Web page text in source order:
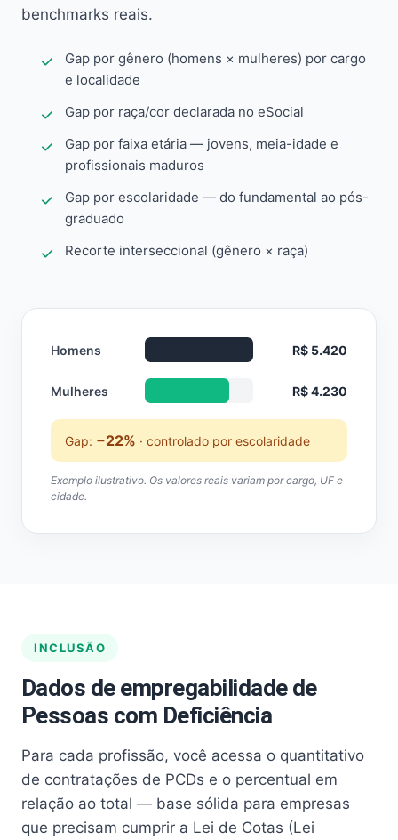
benchmarks reais.
Gap por gênero (homens × mulheres) por cargo
e localidade
Gap por raça/cor declarada no eSocial
Gap por faixa etária — jovens, meia-idade e
profissionais maduros
Gap por escolaridade — do fundamental ao pós-
graduado
Recorte interseccional (gênero × raça)
Homens R$ 5.420
Mulheres R$ 4.230
Gap: −22% · controlado por escolaridade
Exemplo ilustrativo. Os valores reais variam por cargo, UF e
cidade.
INCLUSÃO
Dados de empregabilidade de
Pessoas com Deficiência
Para cada profissão, você acessa o quantitativo
de contratações de PCDs e o percentual em
relação ao total — base sólida para empresas
que precisam cumprir a Lei de Cotas (Lei